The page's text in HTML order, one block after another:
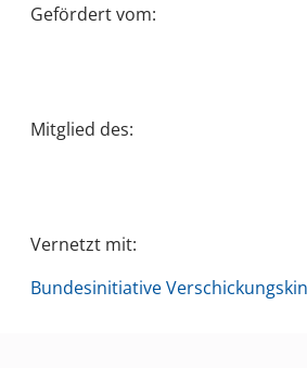
Gefördert vom:
Mitglied des:
Vernetzt mit:
Bundesinitiative